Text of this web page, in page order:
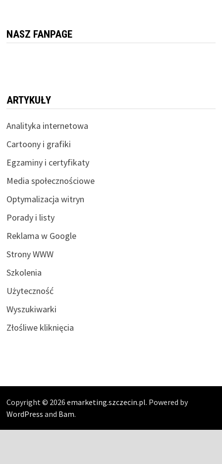
NASZ FANPAGE
ARTYKUŁY
Analityka internetowa
Cartoony i grafiki
Egzaminy i certyfikaty
Media społecznościowe
Optymalizacja witryn
Porady i listy
Reklama w Google
Strony WWW
Szkolenia
Użyteczność
Wyszukiwarki
Złośliwe kliknięcia
Copyright © 2026 emarketing.szczecin.pl. Powered by
WordPress and Bam.